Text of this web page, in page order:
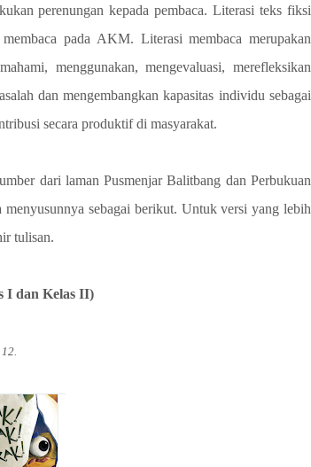
perenungan kepada pembaca. Literasi teks fiksi
pada AKM. Literasi membaca merupakan
menggunakan, mengevaluasi, merefleksikan
dan mengembangkan kapasitas individu sebagai
secara produktif di masyarakat.
dari laman Pusmenjar Balitbang dan Perbukuan
sebagai berikut. Untuk versi yang lebih
tulisan.
I dan Kelas II)